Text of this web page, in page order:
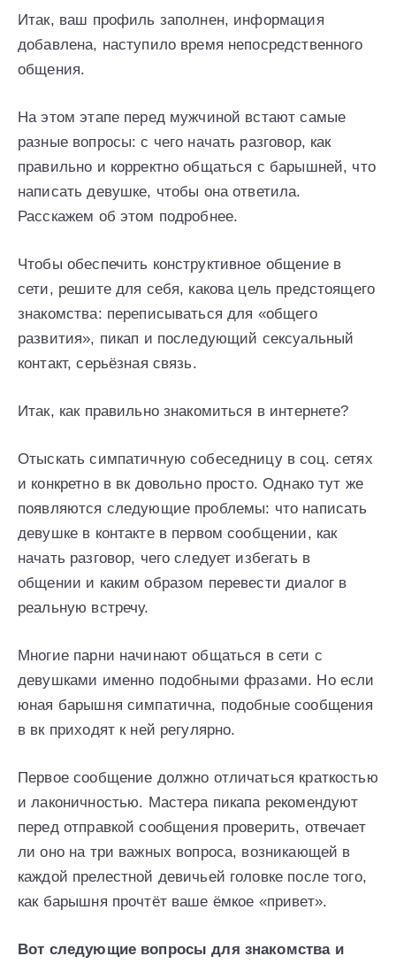
Итак, ваш профиль заполнен, информация
добавлена, наступило время непосредственного
общения.
На этом этапе перед мужчиной встают самые
разные вопросы: с чего начать разговор, как
правильно и корректно общаться с барышней, что
написать девушке, чтобы она ответила.
Расскажем об этом подробнее.
Чтобы обеспечить конструктивное общение в
сети, решите для себя, какова цель предстоящего
знакомства: переписываться для «общего
развития», пикап и последующий сексуальный
контакт, серьёзная связь.
Итак, как правильно знакомиться в интернете?
Отыскать симпатичную собеседницу в соц. сетях
и конкретно в вк довольно просто. Однако тут же
появляются следующие проблемы: что написать
девушке в контакте в первом сообщении, как
начать разговор, чего следует избегать в
общении и каким образом перевести диалог в
реальную встречу.
Многие парни начинают общаться в сети с
девушками именно подобными фразами. Но если
юная барышня симпатична, подобные сообщения
в вк приходят к ней регулярно.
Первое сообщение должно отличаться краткостью
и лаконичностью. Мастера пикапа рекомендуют
перед отправкой сообщения проверить, отвечает
ли оно на три важных вопроса, возникающей в
каждой прелестной девичьей головке после того,
как барышня прочтёт ваше ёмкое «привет».
Вот следующие вопросы для знакомства и